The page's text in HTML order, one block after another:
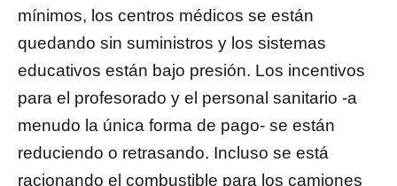
mínimos, los centros médicos se están
quedando sin suministros y los sistemas
educativos están bajo presión. Los incentivos
para el profesorado y el personal sanitario -a
menudo la única forma de pago- se están
reduciendo o retrasando. Incluso se está
racionando el combustible para los camiones